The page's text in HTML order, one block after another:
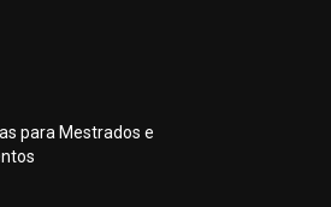
para Mestrados e